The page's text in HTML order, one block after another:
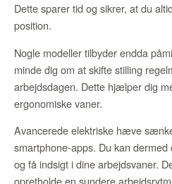
Dette sparer tid og sikrer, at du
position.
Nogle modeller tilbyder endda
minde dig om at skifte stilling
arbejdsdagen. Dette hjælper dig
ergonomiske vaner.
Avancerede elektriske hæve
smartphone-apps. Du kan
og få indsigt i dine arbejdsvaner.
opretholde en sundere